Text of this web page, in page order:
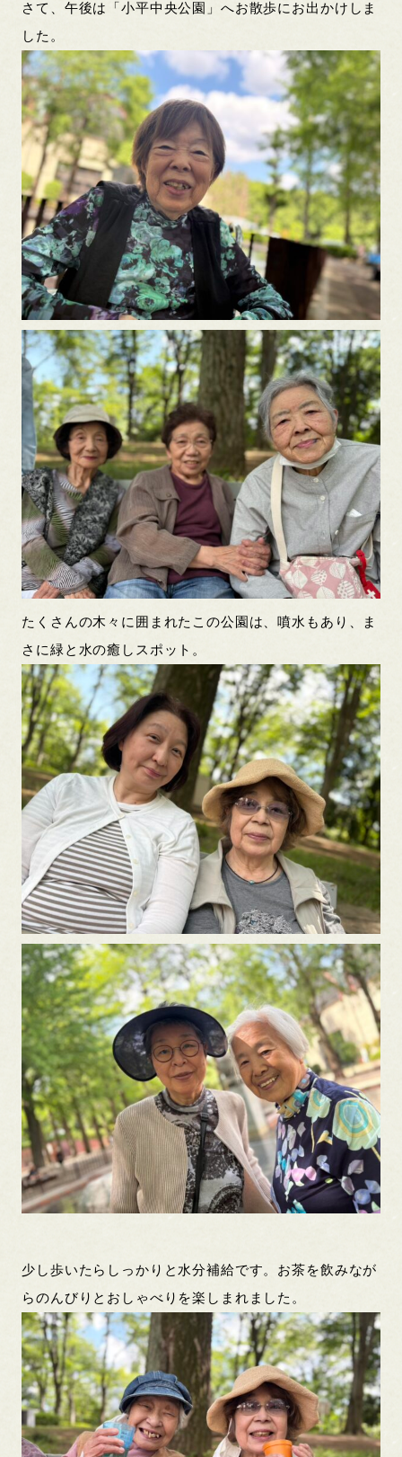
さて、午後は「小平中央公園」へお散歩にお出かけしま
した。
たくさんの木々に囲まれたこの公園は、噴水もあり、ま
さに緑と水の癒しスポット。
少し歩いたらしっかりと水分補給です。お茶を飲みなが
らのんびりとおしゃべりを楽しまれました。